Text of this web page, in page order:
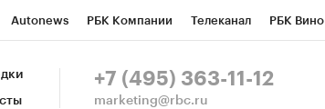
Autonews РБК Компании Телеканал РБК Вино
Конференции СПб Спецпроекты
+7 (495) 363-11-12
marketing@rbc.ru